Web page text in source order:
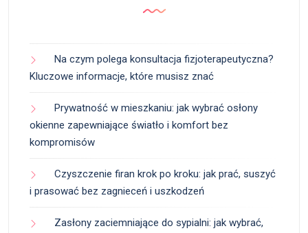
Na czym polega konsultacja fizjoterapeutyczna?
Kluczowe informacje, które musisz znać
Prywatność w mieszkaniu: jak wybrać osłony
okienne zapewniające światło i komfort bez
kompromisów
Czyszczenie firan krok po kroku: jak prać, suszyć
i prasować bez zagnieceń i uszkodzeń
Zasłony zaciemniające do sypialni: jak wybrać,